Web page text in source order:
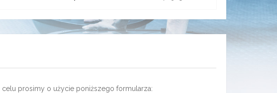
prosimy o użycie poniższego formularza: